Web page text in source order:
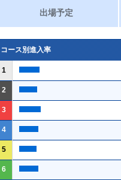
出場予定
コース別進入率
1
2
3
4
5
6